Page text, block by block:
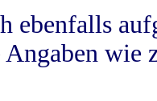
ebenfalls
wie